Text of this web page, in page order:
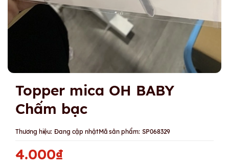
Topper mica OH BABY
Chấm bạc
Thương hiệu: Đang cập nhậtMã sản phẩm: SP068329
4.000₫